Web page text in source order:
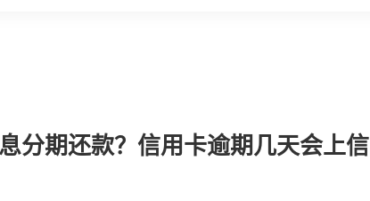
分期还款？信用卡逾期几天会上信